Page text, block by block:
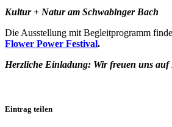
Kultur + Natur am Schwabinger Bach
Die Ausstellung mit Begleitprogramm
Flower Power Festival.
Herzliche Einladung: Wir freuen uns
Eintrag teilen